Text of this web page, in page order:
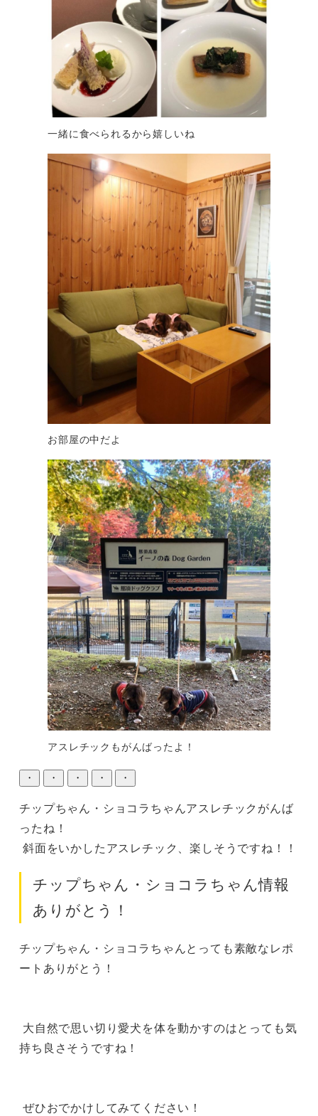
一緒に食べられるから嬉しいね
お部屋の中だよ
アスレチックもがんばったよ！
・ ・ ・ ・ ・
チップちゃん・ショコラちゃんアスレチックがんば
ったね！
斜面をいかしたアスレチック、楽しそうですね！！
チップちゃん・ショコラちゃん情報
ありがとう！
チップちゃん・ショコラちゃんとっても素敵なレポ
ートありがとう！
持ち良さそうですね！
ぜひおでかけしてみてください！